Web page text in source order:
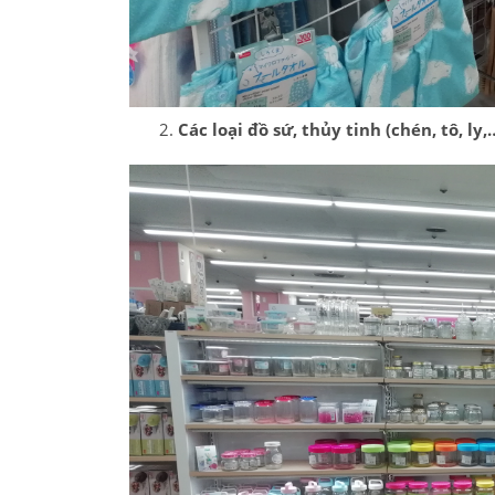
Các loại đồ sứ, thủy tinh (chén, tô,